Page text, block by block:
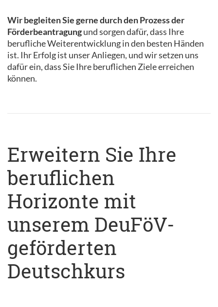
Wir begleiten Sie gerne durch den Prozess der
Förderbeantragungund sorgen dafür, dass Ihre
berufliche Weiterentwicklung in den besten Händen
ist. Ihr Erfolg ist unser Anliegen, und wir setzen uns
dafür ein, dass Sie Ihre beruflichen Ziele erreichen
können.
Erweitern Sie Ihre
beruflichen
Horizonte mit
unserem DeuFöV-
geförderten
Deutschkurs